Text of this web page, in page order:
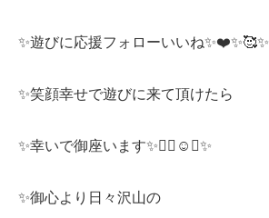
✨遊びに応援フォローいいね✨❤️✨🥰✨
✨笑顔幸せで遊びに来て頂けたら
✨幸いで御座います✨❤️‍🔥☺️🥰✨
✨御心より日々沢山の